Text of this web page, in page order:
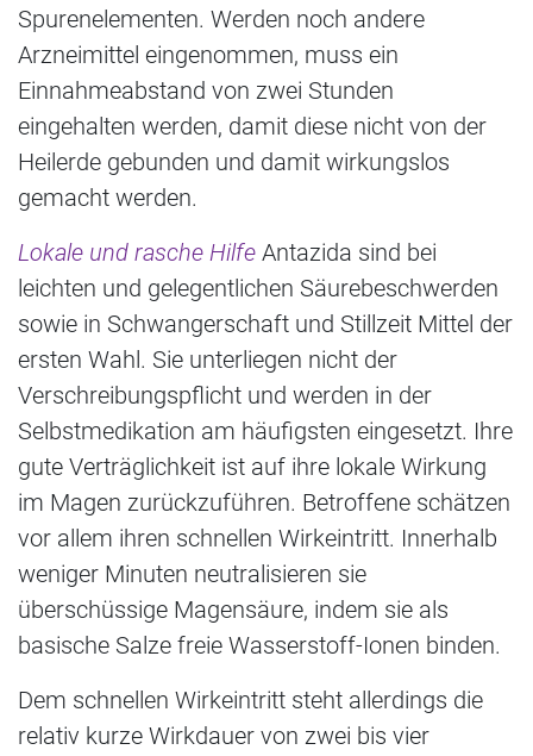
Spurenelementen. Werden noch andere
Arzneimittel eingenommen, muss ein
Einnahmeabstand von zwei Stunden
eingehalten werden, damit diese nicht von der
Heilerde gebunden und damit wirkungslos
gemacht werden.
Lokale und rasche Hilfe Antazida sind bei
leichten und gelegentlichen Säurebeschwerden
sowie in Schwangerschaft und Stillzeit Mittel der
ersten Wahl. Sie unterliegen nicht der
Verschreibungspflicht und werden in der
Selbstmedikation am häufigsten eingesetzt. Ihre
gute Verträglichkeit ist auf ihre lokale Wirkung
im Magen zurückzuführen. Betroffene schätzen
vor allem ihren schnellen Wirkeintritt. Innerhalb
weniger Minuten neutralisieren sie
überschüssige Magensäure, indem sie als
basische Salze freie Wasserstoff-Ionen binden.
Dem schnellen Wirkeintritt steht allerdings die
relativ kurze Wirkdauer von zwei bis vier